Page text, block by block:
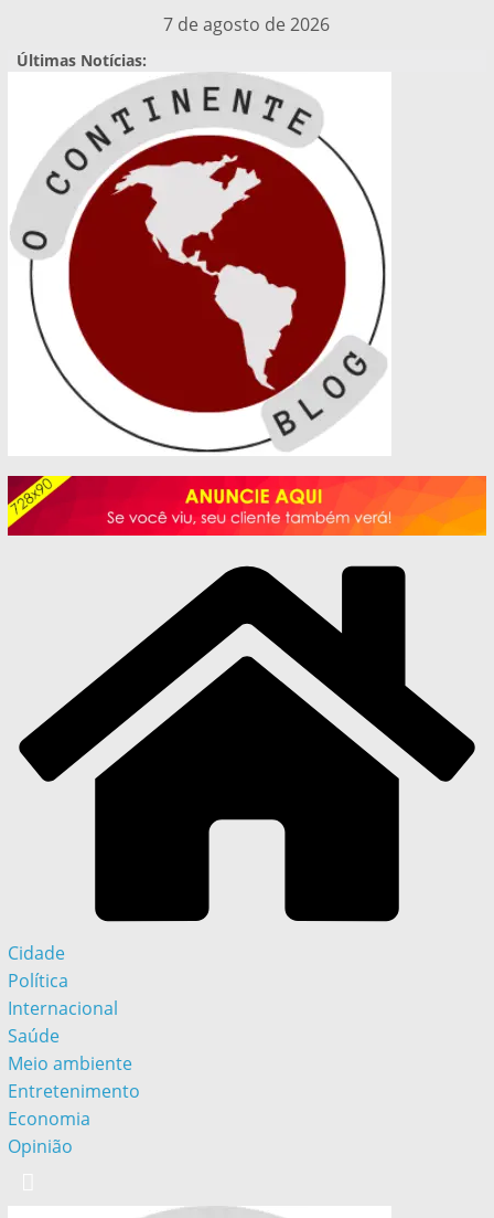
para
7 de agosto de 2026
Últimas Notícias:
Cidade
Política
Internacional
Saúde
Meio ambiente
Entretenimento
Economia
Opinião